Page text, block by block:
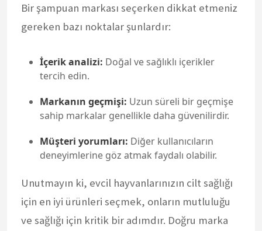
Bir şampuan markası seçerken dikkat etmeniz
gereken bazı noktalar şunlardır:
İçerik analizi: Doğal ve sağlıklı içerikler
tercih edin.
Markanın geçmişi: Uzun süreli bir geçmişe
sahip markalar genellikle daha güvenilirdir.
Müşteri yorumları: Diğer kullanıcıların
deneyimlerine göz atmak faydalı olabilir.
Unutmayın ki, evcil hayvanlarınızın cilt sağlığı
için en iyi ürünleri seçmek, onların mutluluğu
ve sağlığı için kritik bir adımdır. Doğru marka